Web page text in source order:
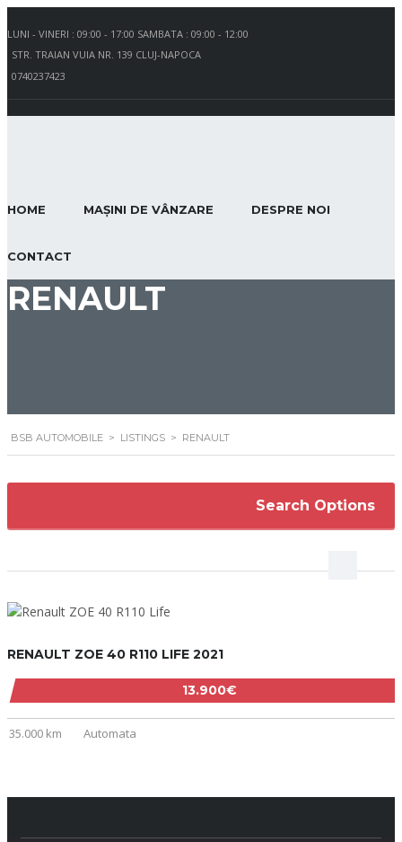
LUNI - VINERI : 09:00 - 17:00 SAMBATA : 09:00 - 12:00
STR. TRAIAN VUIA NR. 139 CLUJ-NAPOCA
0740237423
HOME MAȘINI DE VÂNZARE DESPRE NOI
CONTACT
RENAULT
BSB AUTOMOBILE > LISTINGS > RENAULT
Search Options
13.900€
RENAULT ZOE 40 R110 LIFE 2021
35.000 km Automata